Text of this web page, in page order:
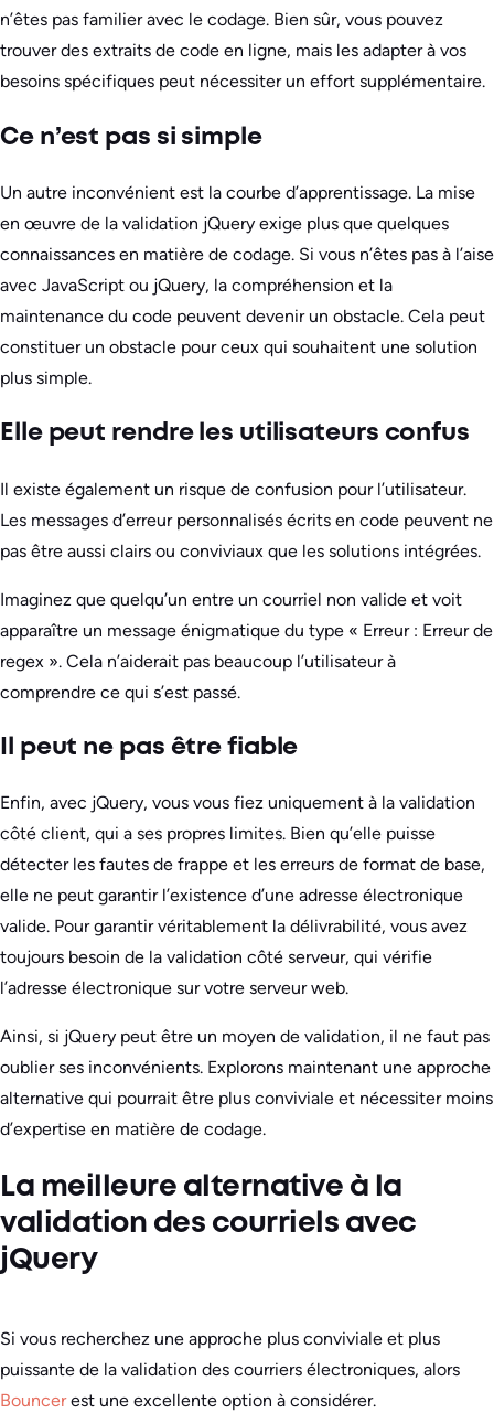
n’êtes pas familier avec le codage. Bien sûr, vous pouvez
trouver des extraits de code en ligne, mais les adapter à vos
besoins spécifiques peut nécessiter un effort supplémentaire.
Ce n’est pas si simple
Un autre inconvénient est la courbe d’apprentissage. La mise
en œuvre de la validation jQuery exige plus que quelques
connaissances en matière de codage. Si vous n’êtes pas à l’aise
avec JavaScript ou jQuery, la compréhension et la
maintenance du code peuvent devenir un obstacle. Cela peut
constituer un obstacle pour ceux qui souhaitent une solution
plus simple.
Elle peut rendre les utilisateurs confus
Il existe également un risque de confusion pour l’utilisateur.
Les messages d’erreur personnalisés écrits en code peuvent ne
pas être aussi clairs ou conviviaux que les solutions intégrées.
Imaginez que quelqu’un entre un courriel non valide et voit
apparaître un message énigmatique du type « Erreur : Erreur de
regex ». Cela n’aiderait pas beaucoup l’utilisateur à
comprendre ce qui s’est passé.
Il peut ne pas être fiable
Enfin, avec jQuery, vous vous fiez uniquement à la validation
côté client, qui a ses propres limites. Bien qu’elle puisse
détecter les fautes de frappe et les erreurs de format de base,
elle ne peut garantir l’existence d’une adresse électronique
valide. Pour garantir véritablement la délivrabilité, vous avez
toujours besoin de la validation côté serveur, qui vérifie
l’adresse électronique sur votre serveur web.
Ainsi, si jQuery peut être un moyen de validation, il ne faut pas
oublier ses inconvénients. Explorons maintenant une approche
alternative qui pourrait être plus conviviale et nécessiter moins
d’expertise en matière de codage.
La meilleure alternative à la
validation des courriels avec
jQuery
Si vous recherchez une approche plus conviviale et plus
puissante de la validation des courriers électroniques, alors
Bouncerest une excellente option à considérer.